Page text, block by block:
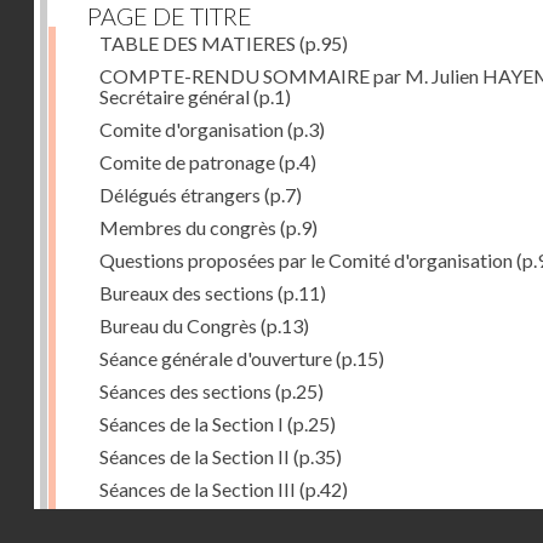
PAGE DE TITRE
TABLE DES MATIERES (p.95)
COMPTE-RENDU SOMMAIRE par M. Julien
Secrétaire général(p.1)
Comite d'organisation(p.3)
Comite de patronage(p.4)
Délégués étrangers (p.7)
Membres du congrès (p.9)
Questions proposées par le Comité d'organisation
Bureaux des sections (p.11)
Bureau du Congrès (p.13)
Séance générale d'ouverture(p.15)
Séances des sections (p.25)
Séances de la Section I (p.25)
Séances de la Section II (p.35)
Séances de la Section III (p.42)